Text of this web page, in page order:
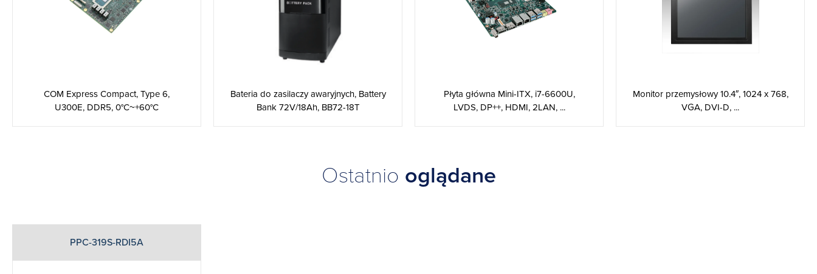
COM Express Compact, Type 6,
U300E, DDR5, 0°C~+60°C
Bateria do zasilaczy awaryjnych, Battery
Bank 72V/18Ah, BB72-18T
Płyta główna Mini-ITX, i7-6600U,
LVDS, DP++, HDMI, 2LAN, ...
Monitor przemysłowy 10.4″, 1024 x 768,
VGA, DVI-D, ...
Ostatnio oglądane
PPC-319S-RDI5A